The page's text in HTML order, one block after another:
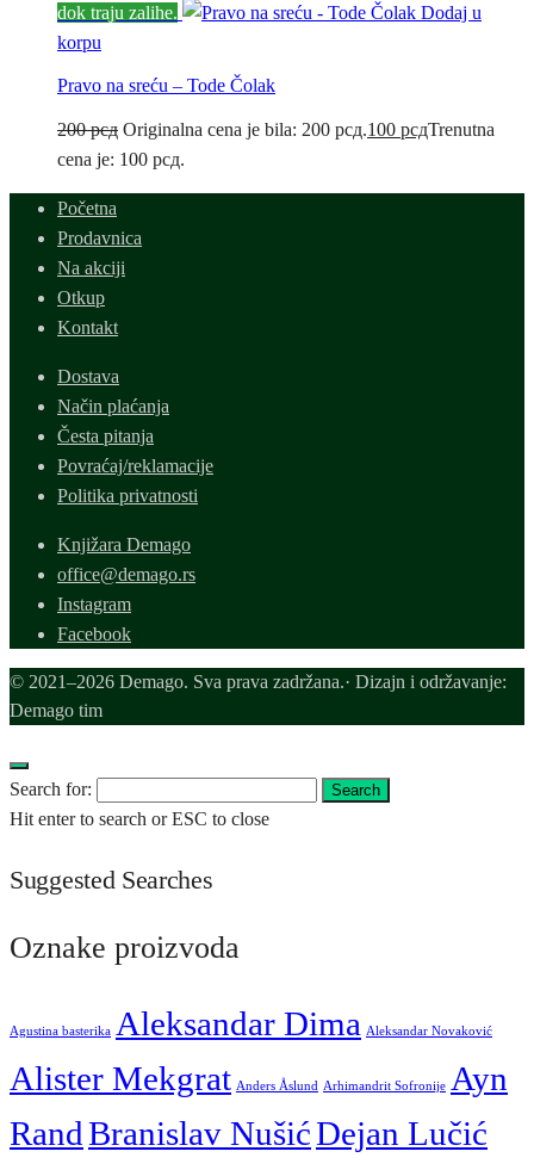
dok traju zalihe.
Dodaj u
korpu
Pravo na sreću – Tode Čolak
200рсд Originalna cena je bila: 200 рсд.100 рсдTrenutna
cena je: 100 рсд.
Početna
Prodavnica
Na akciji
Otkup
Kontakt
Dostava
Način plaćanja
Česta pitanja
Povraćaj/reklamacije
Politika privatnosti
Knjižara Demago
office@demago.rs
Instagram
Facebook
© 2021–2026 Demago. Sva prava zadržana.· Dizajn i održavanje:
Demago tim
Search for: Search
Hit enter to search or ESC to close
Suggested Searches
Oznake proizvoda
Agustina basterika Aleksandar Dima Aleksandar Novaković
Alister Mekgrat Anders Åslund Arhimandrit Sofronije Ayn
RandBranislav NušićDejan Lučić